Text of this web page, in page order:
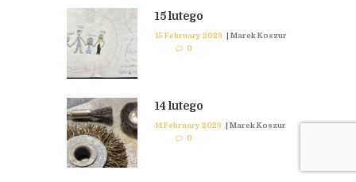
15 lutego
15 February 2023 | Marek Koszur
0
14 lutego
14 February 2023 | Marek Koszur
0